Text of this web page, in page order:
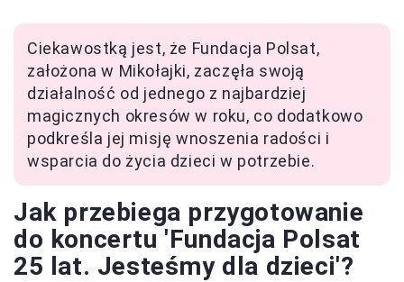
Ciekawostką jest, że Fundacja Polsat,
założona w Mikołajki, zaczęła swoją
działalność od jednego z najbardziej
magicznych okresów w roku, co dodatkowo
podkreśla jej misję wnoszenia radości i
wsparcia do życia dzieci w potrzebie.
Jak przebiega przygotowanie
do koncertu 'Fundacja Polsat
25 lat. Jesteśmy dla dzieci'?